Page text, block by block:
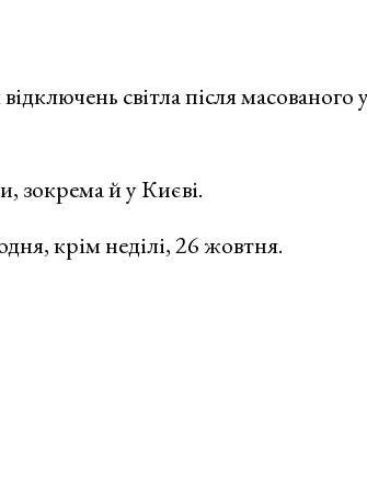
світла після масованого
зокрема й у Києві.
крім неділі, 26 жовтня.